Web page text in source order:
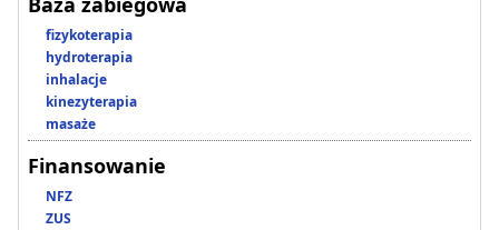
fizykoterapia
hydroterapia
inhalacje
kinezyterapia
masaże
Finansowanie
NFZ
ZUS